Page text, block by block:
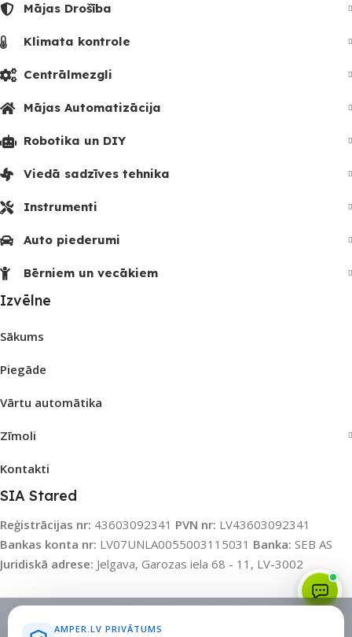
Mājas Drošība
Klimata kontrole
Centrālmezgli
Mājas Automatizācija
Robotika un DIY
Viedā sadzīves tehnika
Instrumenti
Auto piederumi
Bērniem un vecākiem
Izvēlne
Sākums
Piegāde
Vārtu automātika
Zīmoli
Kontakti
SIA Stared
Reģistrācijas nr: 43603092341 PVN nr: LV43603092341
Bankas konta nr: LV07UNLA0055003115031 Banka: SEB AS
Juridiskā adrese: Jelgava, Garozas iela 68 - 11, LV-3002
AMPER.LV PRIVĀTUMS